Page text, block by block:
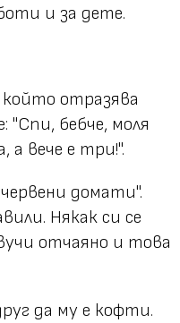
и за дете.
отразява
бебче, моля
а вече е три!".
домати".
Някак си се
отчаяно и това
да му е кофти.